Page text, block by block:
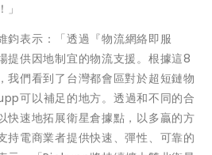
表示：「透過『物流網絡即服
提供因地制宜的物流支援。根據這8
我們看到了台灣都會區對於超短鏈物
可以補足的地方。透過和不同的合
快速地拓展衛星倉據點，以多贏的方
持電商業者提供快速、彈性、可靠的